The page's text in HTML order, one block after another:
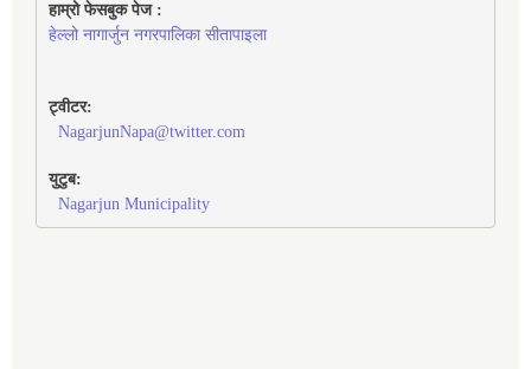
हाम्रो फेसबुक पेज :
हेल्लो नागार्जुन नगरपालिका सीतापाइला
ट्वीटर:
NagarjunNapa@twitter.com
युटुब:
Nagarjun Municipality